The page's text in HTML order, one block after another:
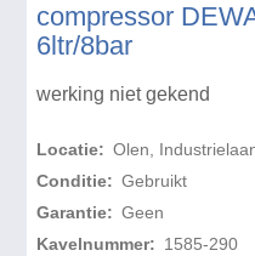
compressor
6ltr/8bar
werking niet gekend
Locatie: Olen,
Conditie: Gebruikt
Garantie: Geen
Kavelnummer: 1585-290